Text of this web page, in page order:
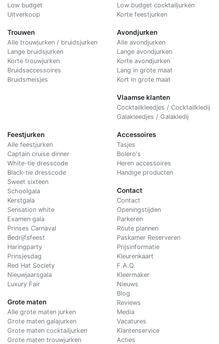
Low budget
Uitverkoop
Trouwen
Alle trouwjurken / bruidsjurken
Lange bruidsjurken
Korte trouwjurken
Bruidsaccessoires
Bruidsmeisjes
Low budget cocktailjurken
Korte feestjurken
Avondjurken
Alle avondjurken
Lange avondjurken
Korte avondjurken
Lang in grote maat
Kort in grote maat
Vlaamse klanten
Cocktailkleedjes / Cocktailkledij
Galakleedjes / Galakledij
Feestjurken
Alle feestjurken
Captain cruise dinner
White-tie dresscode
Black-tie dresscode
Sweet sixteen
Schoolgala
Kerstgala
Sensation white
Examen gala
Prinses Carnaval
Bedrijfsfeest
Haringparty
Prinsjesdag
Red Hat Society
Nieuwjaarsgala
Luxury Fair
Grote maten
Alle grote maten jurken
Grote maten galajurken
Grote maten cocktailjurken
Grote maten trouwjurken
Accessoires
Tasjes
Bolero's
Heren accessoires
Handige producten
Contact
Contact
Openingstijden
Parkeren
Route plannen
Paskamer Reserveren
Prijsinformatie
Kleurenkaart
F.A.Q.
Kleermaker
Nieuws
Blog
Reviews
Media
Vacatures
Klantenservice
Acties